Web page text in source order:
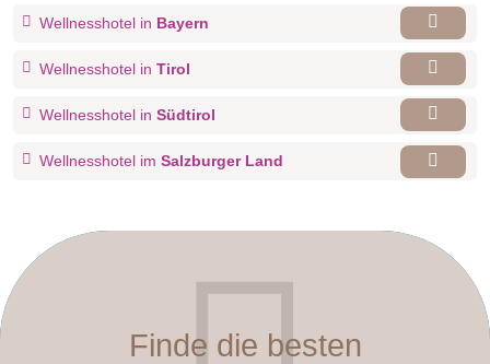
Wellnesshotel in Bayern
Wellnesshotel in Tirol
Wellnesshotel in Südtirol
Wellnesshotel im Salzburger Land
Finde die besten